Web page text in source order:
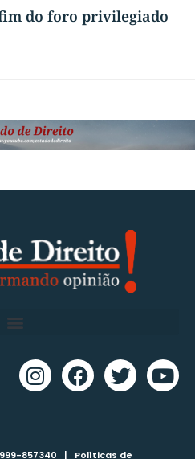
do foro privilegiado
999-857340 | Políticas de